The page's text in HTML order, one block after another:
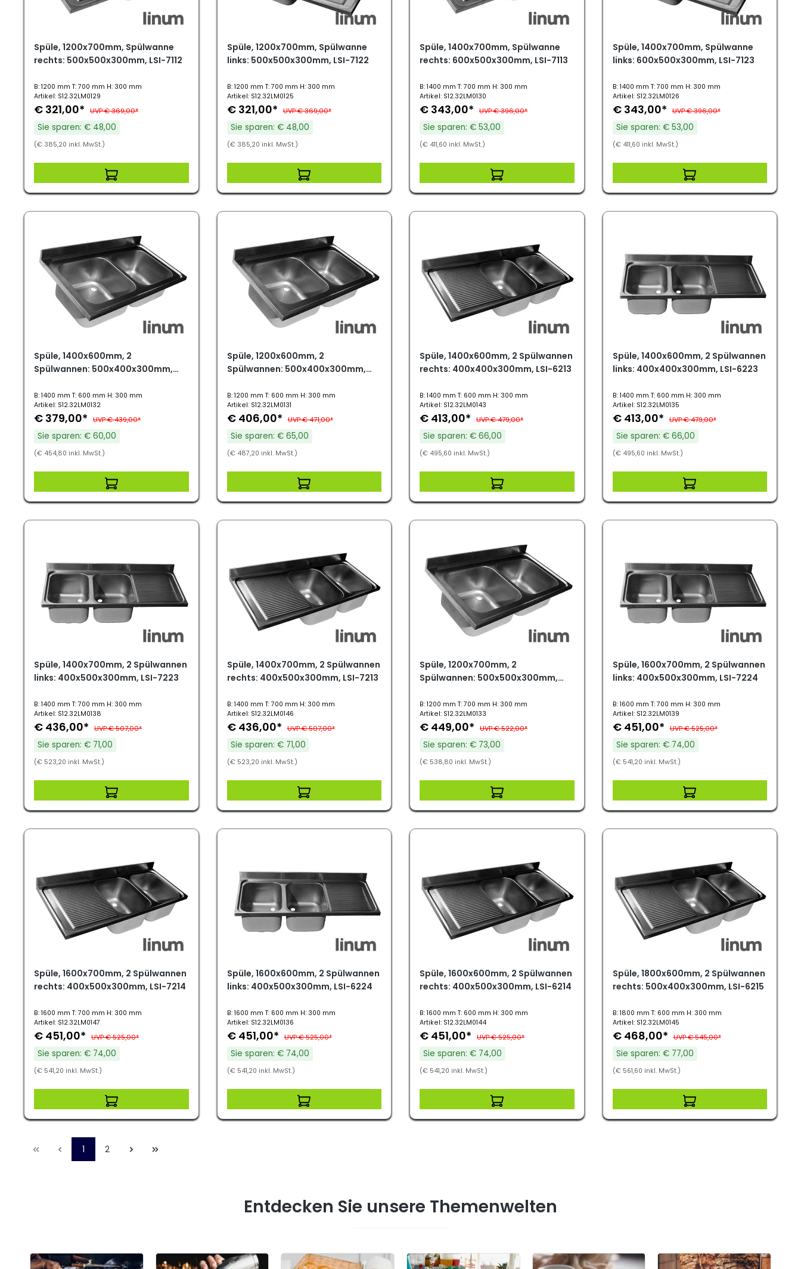
Spüle, 1200x700mm, Spülwanne
rechts: 500x500x300mm, LSI-7112
B: 1200 mm T: 700 mm H: 300 mm
Artikel: S12.32LM0129
€ 321,00* UVP € 369,00*
Sie sparen: € 48,00
(€ 385,20 inkl. MwSt.)
Spüle, 1200x700mm, Spülwanne
links: 500x500x300mm, LSI-7122
B: 1200 mm T: 700 mm H: 300 mm
Artikel: S12.32LM0125
€ 321,00* UVP € 369,00*
Sie sparen: € 48,00
(€ 385,20 inkl. MwSt.)
Spüle, 1400x700mm, Spülwanne
rechts: 600x500x300mm, LSI-7113
B: 1400 mm T: 700 mm H: 300 mm
Artikel: S12.32LM0130
€ 343,00* UVP € 396,00*
Sie sparen: € 53,00
(€ 411,60 inkl. MwSt.)
Spüle, 1400x700mm, Spülwanne
links: 600x500x300mm, LSI-7123
B: 1400 mm T: 700 mm H: 300 mm
Artikel: S12.32LM0126
€ 343,00* UVP € 396,00*
Sie sparen: € 53,00
(€ 411,60 inkl. MwSt.)
Spüle, 1400x600mm, 2
Spülwannen: 500x400x300mm,
B: 1400 mm T: 600 mm H: 300 mm
Artikel: S12.32LM0132
€ 379,00* UVP € 439,00*
Sie sparen: € 60,00
(€ 454,80 inkl. MwSt.)
Spüle, 1200x600mm, 2
Spülwannen: 500x400x300mm,
B: 1200 mm T: 600 mm H: 300 mm
Artikel: S12.32LM0131
€ 406,00* UVP € 471,00*
Sie sparen: € 65,00
(€ 487,20 inkl. MwSt.)
Spüle, 1400x600mm, 2 Spülwannen
rechts: 400x400x300mm, LSI-6213
B: 1400 mm T: 600 mm H: 300 mm
Artikel: S12.32LM0143
€ 413,00* UVP € 479,00*
Sie sparen: € 66,00
(€ 495,60 inkl. MwSt.)
Spüle, 1400x600mm, 2 Spülwannen
links: 400x400x300mm, LSI-6223
B: 1400 mm T: 600 mm H: 300 mm
Artikel: S12.32LM0135
€ 413,00* UVP € 479,00*
Sie sparen: € 66,00
(€ 495,60 inkl. MwSt.)
Spüle, 1400x700mm, 2 Spülwannen
links: 400x500x300mm, LSI-7223
B: 1400 mm T: 700 mm H: 300 mm
Artikel: S12.32LM0138
€ 436,00* UVP € 507,00*
Sie sparen: € 71,00
(€ 523,20 inkl. MwSt.)
Spüle, 1400x700mm, 2 Spülwannen
rechts: 400x500x300mm, LSI-7213
B: 1400 mm T: 700 mm H: 300 mm
Artikel: S12.32LM0146
€ 436,00* UVP € 507,00*
Sie sparen: € 71,00
(€ 523,20 inkl. MwSt.)
Spüle, 1200x700mm, 2
Spülwannen: 500x500x300mm,
B: 1200 mm T: 700 mm H: 300 mm
Artikel: S12.32LM0133
€ 449,00* UVP € 522,00*
Sie sparen: € 73,00
(€ 538,80 inkl. MwSt.)
Spüle, 1600x700mm, 2 Spülwannen
links: 400x500x300mm, LSI-7224
B: 1600 mm T: 700 mm H: 300 mm
Artikel: S12.32LM0139
€ 451,00* UVP € 525,00*
Sie sparen: € 74,00
(€ 541,20 inkl. MwSt.)
Spüle, 1600x700mm, 2 Spülwannen
rechts: 400x500x300mm, LSI-7214
B: 1600 mm T: 700 mm H: 300 mm
Artikel: S12.32LM0147
€ 451,00* UVP € 525,00*
Sie sparen: € 74,00
(€ 541,20 inkl. MwSt.)
Spüle, 1600x600mm, 2 Spülwannen
links: 400x500x300mm, LSI-6224
B: 1600 mm T: 600 mm H: 300 mm
Artikel: S12.32LM0136
€ 451,00* UVP € 525,00*
Sie sparen: € 74,00
(€ 541,20 inkl. MwSt.)
Spüle, 1600x600mm, 2 Spülwannen
rechts: 400x500x300mm, LSI-6214
B: 1600 mm T: 600 mm H: 300 mm
Artikel: S12.32LM0144
€ 451,00* UVP € 525,00*
Sie sparen: € 74,00
(€ 541,20 inkl. MwSt.)
Spüle, 1800x600mm, 2 Spülwannen
rechts: 500x400x300mm, LSI-6215
B: 1800 mm T: 600 mm H: 300 mm
Artikel: S12.32LM0145
€ 468,00* UVP € 545,00*
Sie sparen: € 77,00
(€ 561,60 inkl. MwSt.)
1 2
Entdecken Sie unsere Themenwelten